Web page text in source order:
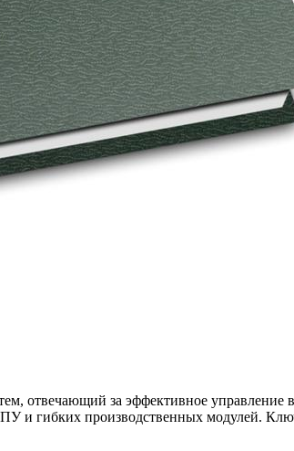
отвечающий за эффективное
и гибких производственных модулей.